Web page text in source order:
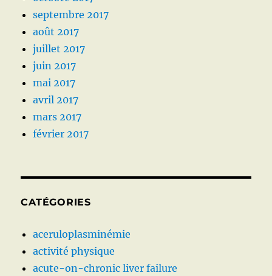
septembre 2017
août 2017
juillet 2017
juin 2017
mai 2017
avril 2017
mars 2017
février 2017
CATÉGORIES
aceruloplasminémie
activité physique
acute-on-chronic liver failure